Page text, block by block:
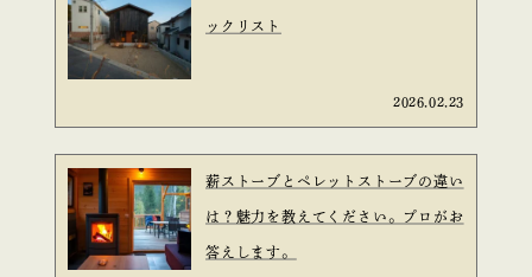
ックリスト
2026.02.23
薪ストーブとペレットストーブの違い
は？魅力を教えてください。プロがお
答えします。